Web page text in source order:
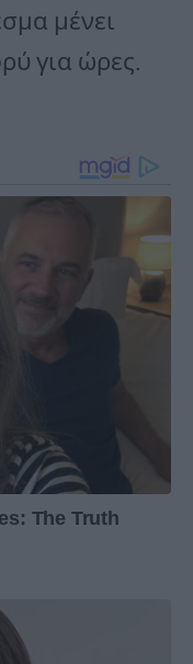
μένει
για ώρες.